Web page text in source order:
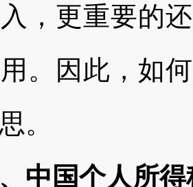
，更重要的
。因此，如
。
中国个人所